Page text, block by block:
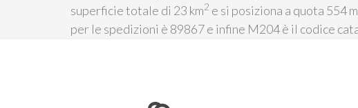
superficie totale di 23 km2 e si posiziona a quota 554
per le spedizioni è 89867 e infine M204 è il codice